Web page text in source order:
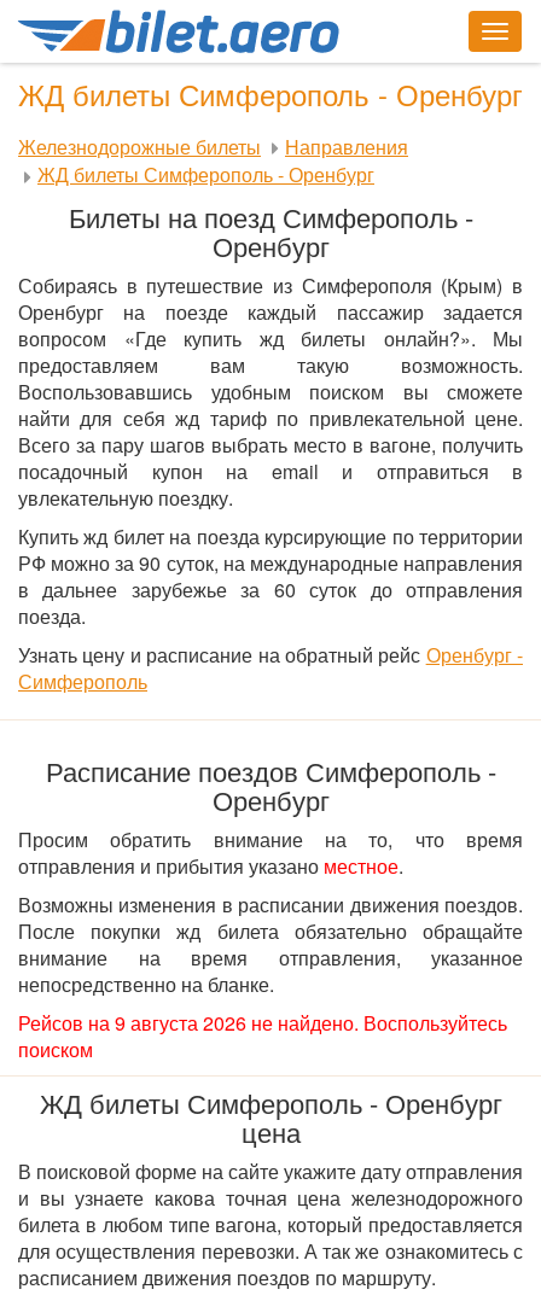
ЖД билеты Симферополь - Оренбург
Железнодорожные билеты
Направления
ЖД билеты Симферополь - Оренбург
Билеты на поезд Симферополь -
Оренбург
Собираясь в путешествие из Симферополя (Крым) в
Оренбург на поезде каждый пассажир задается
вопросом «Где купить жд билеты онлайн?». Мы
предоставляем вам такую возможность.
Воспользовавшись удобным поиском вы сможете
найти для себя жд тариф по привлекательной цене.
Всего за пару шагов выбрать место в вагоне, получить
посадочный купон на email и отправиться в
увлекательную поездку.
Купить жд билет на поезда курсирующие по территории
РФ можно за 90 суток, на международные направления
в дальнее зарубежье за 60 суток до отправления
поезда.
Узнать цену и расписание на обратный рейс Оренбург -
Симферополь
Расписание поездов Симферополь -
Оренбург
Просим обратить внимание на то, что время
отправления и прибытия указано местное.
Возможны изменения в расписании движения поездов.
После покупки жд билета обязательно обращайте
внимание на время отправления, указанное
непосредственно на бланке.
Рейсов на 9 августа 2026 не найдено. Воспользуйтесь
поиском
ЖД билеты Симферополь - Оренбург
цена
В поисковой форме на сайте укажите дату отправления
и вы узнаете какова точная цена железнодорожного
билета в любом типе вагона, который предоставляется
для осуществления перевозки. А так же ознакомитесь с
расписанием движения поездов по маршруту.